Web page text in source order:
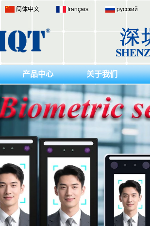
简体中文 français русский
产品中心 关于我们